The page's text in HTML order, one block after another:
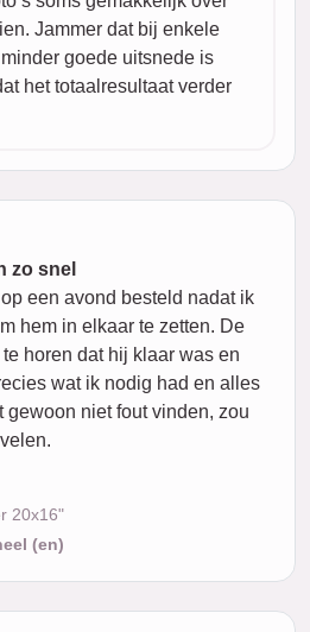
Jammer dat bij enkele
goede uitsnede is
het totaalresultaat verder
zo snel
een avond besteld nadat ik
hem in elkaar te zetten. De
horen dat hij klaar was en
wat ik nodig had en alles
niet fout vinden, zou
20x16"
(en)